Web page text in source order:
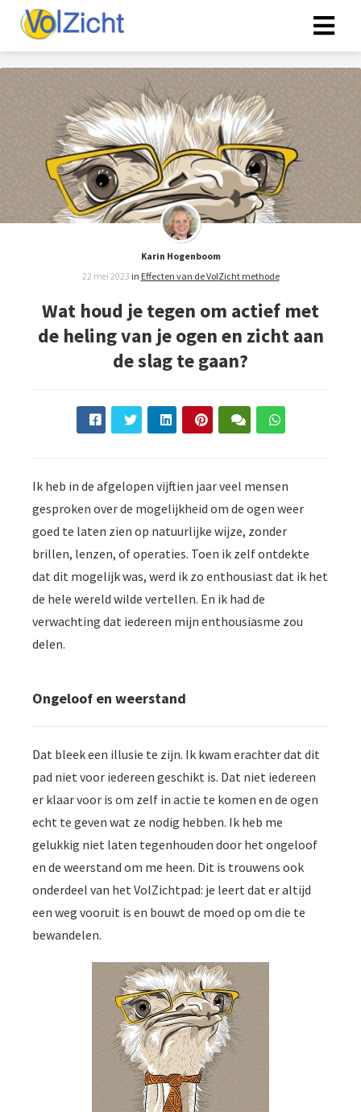
Karin Hogenboom
22 mei 2023 in Effecten van de VolZicht methode
Wat houd je tegen om actief met
de heling van je ogen en zicht aan
de slag te gaan?
Ik heb in de afgelopen vijftien jaar veel mensen
gesproken over de mogelijkheid om de ogen weer
goed te laten zien op natuurlijke wijze, zonder
brillen, lenzen, of operaties. Toen ik zelf ontdekte
dat dit mogelijk was, werd ik zo enthousiast dat ik het
de hele wereld wilde vertellen. En ik had de
verwachting dat iedereen mijn enthousiasme zou
delen.
Ongeloof en weerstand
Dat bleek een illusie te zijn. Ik kwam erachter dat dit
pad niet voor iedereen geschikt is. Dat niet iedereen
er klaar voor is om zelf in actie te komen en de ogen
echt te geven wat ze nodig hebben. Ik heb me
gelukkig niet laten tegenhouden door het ongeloof
en de weerstand om me heen. Dit is trouwens ook
onderdeel van het VolZichtpad: je leert dat er altijd
een weg vooruit is en bouwt de moed op om die te
bewandelen.